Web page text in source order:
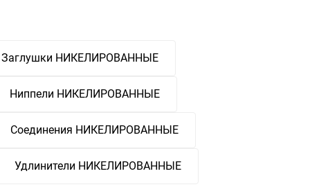
Заглушки НИКЕЛИРОВАННЫЕ
Ниппели НИКЕЛИРОВАННЫЕ
Соединения НИКЕЛИРОВАННЫЕ
Удлинители НИКЕЛИРОВАННЫЕ